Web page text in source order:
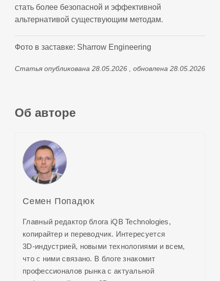
стать более безопасной и эффективной
альтернативой существующим методам.
Фото в заставке: Sharrow Engineering
Статья опубликована 28.05.2026 , обновлена 28.05.2026
Об авторе
Семен Попадюк
Главный редактор блога iQB Technologies,
копирайтер и переводчик. Интересуется
3D-индустрией, новыми технологиями и всем,
что с ними связано. В блоге знакомит
профессионалов рынка с актуальной